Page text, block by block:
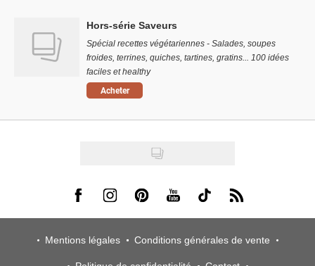
Hors-série Saveurs
Spécial recettes végétariennes - Salades, soupes
froides, terrines, quiches, tartines, gratins... 100 idées
faciles et healthy
Acheter
Visit us on Facebook
Visit us on Instagram
Visit us on Pinterest
Visit us on Youtube
Visit us on Tiktok
Visit us on Rss
Mentions légales Conditions générales de vente